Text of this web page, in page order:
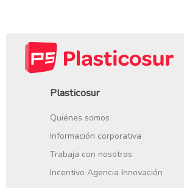
Plasticosur
Quiénes somos
Información corporativa
Trabaja con nosotros
Incentivo Agencia Innovación